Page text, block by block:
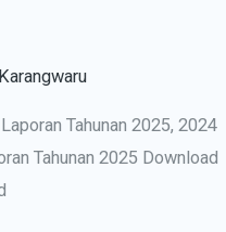
Tahunan 2025, 2024
Tahunan 2025 Download